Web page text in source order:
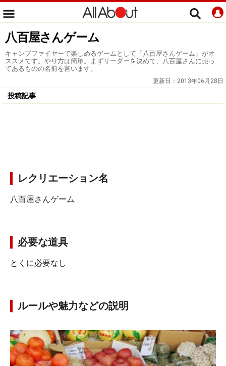
八百屋さんゲーム
キャンプファイヤーで楽しめるゲームとして「八百屋さんゲーム」がオ
ススメです。やり方は簡単。まずリーダーを決めて、八百屋さんに売っ
てあるものの名前を言います。
更新日： 2013年06月28日
投稿記事
レクリエーション名
八百屋さんゲーム
必要な道具
とくに必要なし
ルールや魅力などの説明